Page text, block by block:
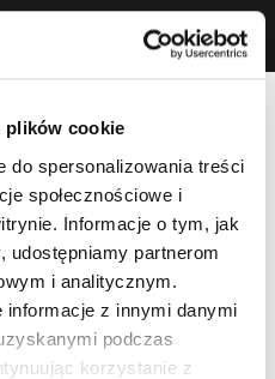
plików cookie
do spersonalizowania treści
społecznościowe i
Informacje o tym, jak
partnerom
i analitycznym.
informacje z innymi danymi
podczas
korzystanie z